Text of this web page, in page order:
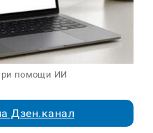
помощи ИИ
Дзен.канал